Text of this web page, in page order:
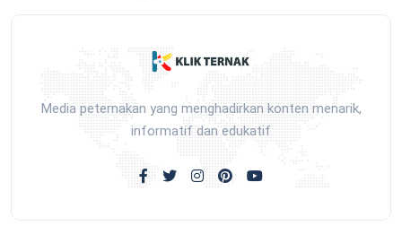
Media peternakan yang menghadirkan konten menarik,
informatif dan edukatif